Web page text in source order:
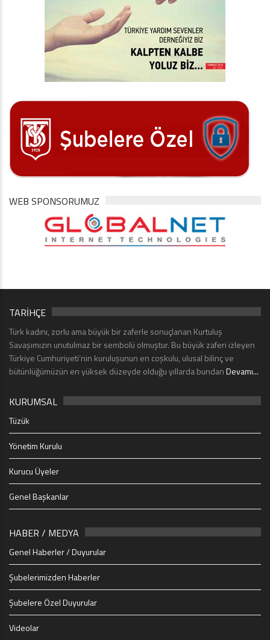
WEB SPONSORUMUZ
TARİHÇE
Türk kadını, zorlu ama büyük bir zaferle sonuçlanan Kurtuluş
Savaşımızın unutulmaz bir sembolü olmuştur. Bu büyük zaferi izleyen
Türkiye Cumhuriyeti’nin kuruluşunun en coşkulu, ulusal bilinç ve
bütünlüğümüzün en yüksek düzeyde olduğu yıllarda bundanDevamı...
KURUMSAL
Tüzük
Yönetim Kurulu
Kurucu Üyeler
Genel Başkanlar
HABER / MEDYA
Genel Haberler / Duyurular
Şubelerimizden Haberler
Şubelere Özel Duyurular
Videolar